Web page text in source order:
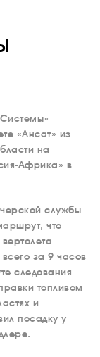
«Ансат» из
на
Африка» в
службы
что
за 9 часов
следования
топливом
и
посадку у